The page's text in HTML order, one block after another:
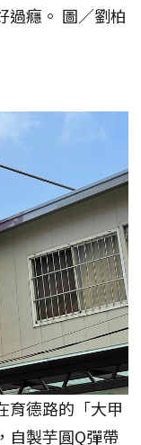
過癮。 圖／劉柏
育德路的「大甲
自製芋圓Q彈帶